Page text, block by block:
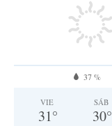
37 %
VIE
31°
SÁB
30°